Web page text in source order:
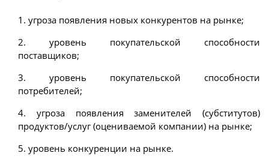
1. угроза появления новых конкурентов на рынке;
2. уровень покупательской способности
поставщиков;
3. уровень покупательской способности
потребителей;
4. угроза появления заменителей (субститутов)
продуктов/услуг (оцениваемой компании) на рынке;
5. уровень конкуренции на рынке.